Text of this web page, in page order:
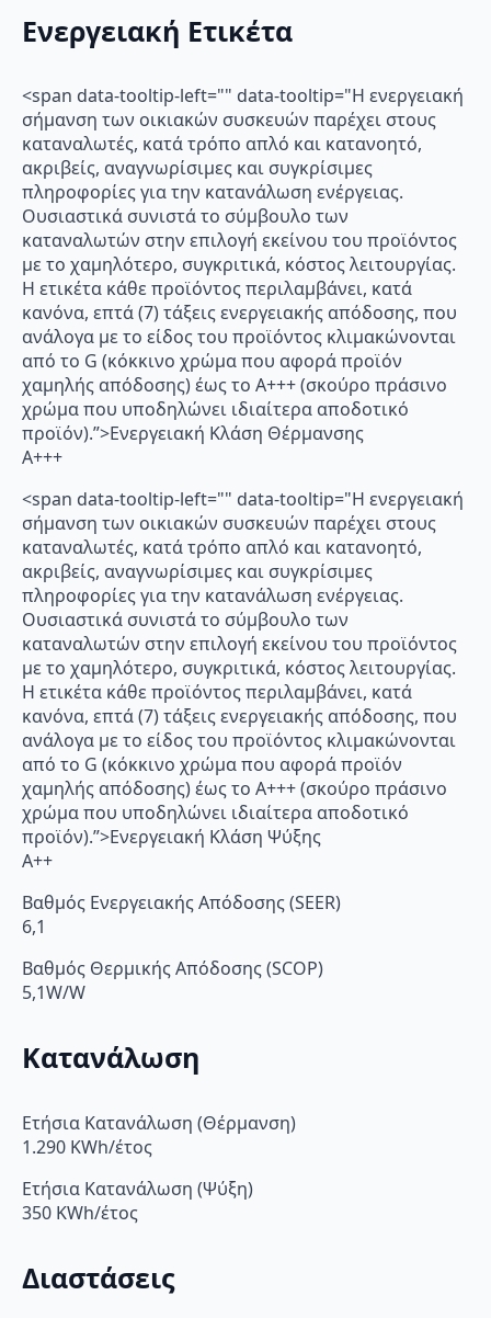
Ενεργειακή Ετικέτα
<span data-tooltip-left="" data-tooltip="Η ενεργειακή
σήμανση των οικιακών συσκευών παρέχει στους
καταναλωτές, κατά τρόπο απλό και κατανοητό,
ακριβείς, αναγνωρίσιμες και συγκρίσιμες
πληροφορίες για την κατανάλωση ενέργειας.
Ουσιαστικά συνιστά το σύμβουλο των
καταναλωτών στην επιλογή εκείνου του προϊόντος
με το χαμηλότερο, συγκριτικά, κόστος λειτουργίας.
Η ετικέτα κάθε προϊόντος περιλαμβάνει, κατά
κανόνα, επτά (7) τάξεις ενεργειακής απόδοσης, που
ανάλογα με το είδος του προϊόντος κλιμακώνονται
από το G (κόκκινο χρώμα που αφορά προϊόν
χαμηλής απόδοσης) έως το Α+++ (σκούρο πράσινο
χρώμα που υποδηλώνει ιδιαίτερα αποδοτικό
προϊόν).”>Ενεργειακή Κλάση Θέρμανσης
A+++
<span data-tooltip-left="" data-tooltip="Η ενεργειακή
σήμανση των οικιακών συσκευών παρέχει στους
καταναλωτές, κατά τρόπο απλό και κατανοητό,
ακριβείς, αναγνωρίσιμες και συγκρίσιμες
πληροφορίες για την κατανάλωση ενέργειας.
Ουσιαστικά συνιστά το σύμβουλο των
καταναλωτών στην επιλογή εκείνου του προϊόντος
με το χαμηλότερο, συγκριτικά, κόστος λειτουργίας.
Η ετικέτα κάθε προϊόντος περιλαμβάνει, κατά
κανόνα, επτά (7) τάξεις ενεργειακής απόδοσης, που
ανάλογα με το είδος του προϊόντος κλιμακώνονται
από το G (κόκκινο χρώμα που αφορά προϊόν
χαμηλής απόδοσης) έως το Α+++ (σκούρο πράσινο
χρώμα που υποδηλώνει ιδιαίτερα αποδοτικό
προϊόν).”>Ενεργειακή Κλάση Ψύξης
A++
Βαθμός Ενεργειακής Απόδοσης (SEER)
6,1
Βαθμός Θερμικής Απόδοσης (SCOP)
5,1W/W
Κατανάλωση
Ετήσια Κατανάλωση (Θέρμανση)
1.290 KWh/έτος
Ετήσια Κατανάλωση (Ψύξη)
350 KWh/έτος
Διαστάσεις